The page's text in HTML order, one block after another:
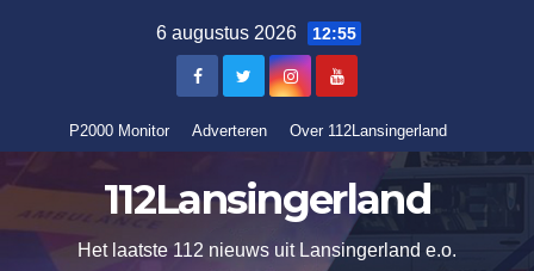
6 augustus 2026 12:55
P2000 Monitor Adverteren Over 112Lansingerland
112Lansingerland
Het laatste 112 nieuws uit Lansingerland e.o.